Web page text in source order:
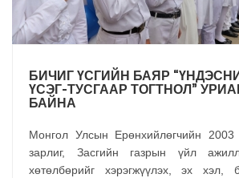
БИЧИГ ҮСГИЙН БАЯР
ҮСЭГ-ТУСГААР ТОГТНОЛ”
БАЙНА
Монгол Улсын Ерөнхийлөгчийн
зарлиг, Засгийн газрын үйл
хөтөлбөрийг хэрэгжүүлэх, эх хэл,